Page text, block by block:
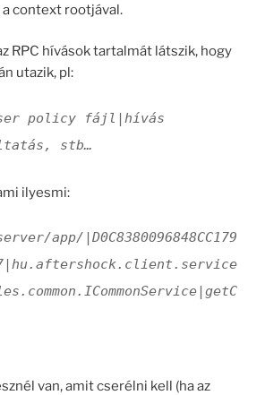
a context rootjával.
RPC hívások tartalmát látszik, hogy
utazik, pl:
policy fájl|hívás
stb…
ilyesmi:
app/|D0C8380096848CC179
van, amit cserélni kell (ha az